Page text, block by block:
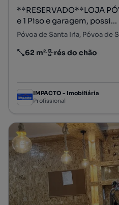
**RESERVADO**LOJA
e 1 Piso e garagem, possi...
Preço por metro quadrado
62 m²
Andar rés do chão
IMPACTO - Imobiliária
Profissional